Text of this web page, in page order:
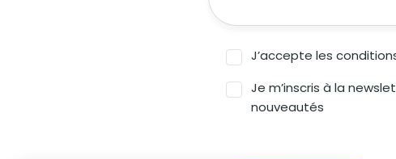
J’accepte les
Je m’inscris à la
nouveautés